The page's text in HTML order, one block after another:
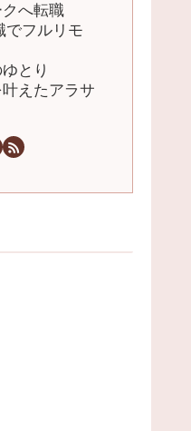
へ転職
でフルリモ
とり
えたアラサ